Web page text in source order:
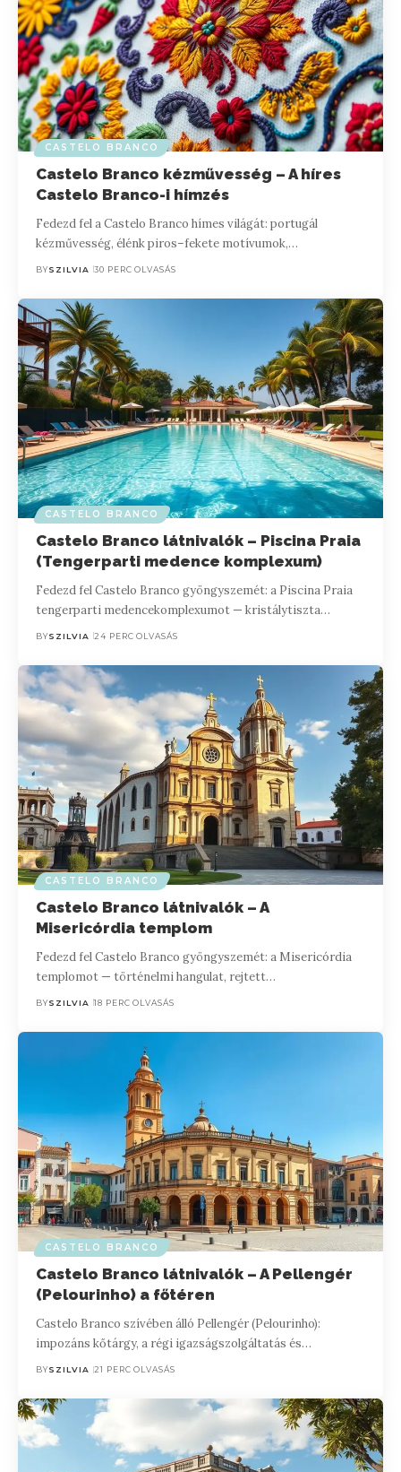
CASTELO BRANCO
Castelo Branco kézművesség – A híres
Castelo Branco-i hímzés
Fedezd fel a Castelo Branco hímes világát: portugál
kézművesség, élénk piros–fekete motívumok,…
BYSZILVIA 30 PERC OLVASÁS
CASTELO BRANCO
Castelo Branco látnivalók – Piscina Praia
(Tengerparti medence komplexum)
Fedezd fel Castelo Branco gyöngyszemét: a Piscina Praia
tengerparti medencekomplexumot — kristálytiszta…
BYSZILVIA 24 PERC OLVASÁS
CASTELO BRANCO
Castelo Branco látnivalók – A
Misericórdia templom
Fedezd fel Castelo Branco gyöngyszemét: a Misericórdia
templomot — történelmi hangulat, rejtett…
BYSZILVIA 18 PERC OLVASÁS
CASTELO BRANCO
Castelo Branco látnivalók – A Pellengér
(Pelourinho) a főtéren
Castelo Branco szívében álló Pellengér (Pelourinho):
impozáns kőtárgy, a régi igazságszolgáltatás és…
BYSZILVIA 21 PERC OLVASÁS